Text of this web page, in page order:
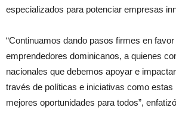
especializados para potenciar empresas
“Continuamos dando pasos firmes en favor
emprendedores dominicanos, a quienes
nacionales que debemos apoyar e
través de políticas e iniciativas como estas
mejores oportunidades para todos”,